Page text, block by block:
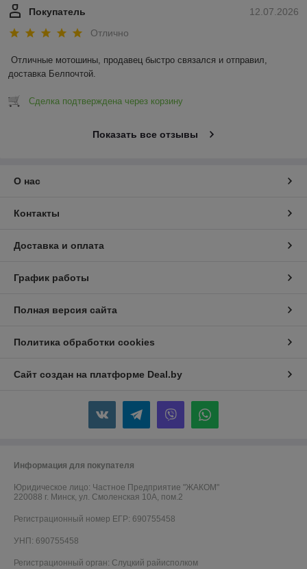
12.07.2026
Покупатель
Отлично
Отличные мотошины, продавец быстро связался и отправил,
доставка Белпочтой.
Сделка подтверждена через корзину
Показать все отзывы
О нас
Контакты
Доставка и оплата
График работы
Полная версия сайта
Политика обработки cookies
Сайт создан на платформе Deal.by
Информация для покупателя
Юридическое лицо: Частное Предприятие "ЖАКОМ"
220088 г. Минск, ул. Смоленская 10A, пом.2
Регистрационный номер ЕГР: 690755458
УНП: 690755458
Регистрационный орган: Слуцкий райисполком